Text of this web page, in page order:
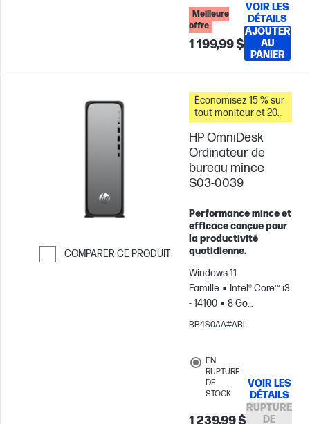
Meilleure
offre
1 199,99 $
VOIR LES
DÉTAILS
AJOUTER
AU
PANIER
COMPARER CE PRODUIT
Économisez 15 % sur
tout moniteur et 20
% sur les accessoires
pour PC lorsque vous
achetez ce PC.
HP OmniDesk
Ordinateur de
bureau mince
S03-0039
Performance mince et
efficace conçue pour
la productivité
quotidienne.
Windows 11
Famille
Intel® Core™ i3
- 14100
8 Go
RAM
512 Go Disque
BB4S0AA#ABL
EN
RUPTURE
DE
STOCK
1 239,99 $
VOIR LES
DÉTAILS
RUPTURE
DE